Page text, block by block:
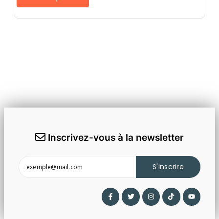
Inscrivez-vous à la newsletter
S'inscrire